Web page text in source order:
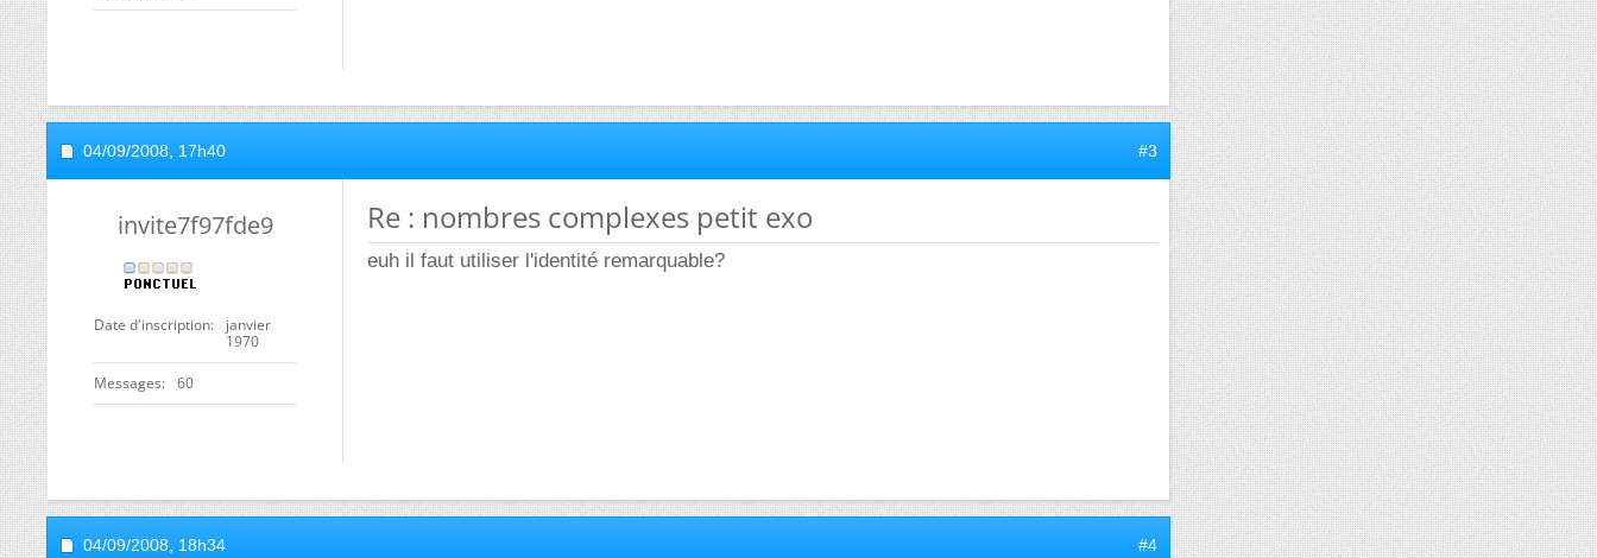
04/09/2008, 17h40 #3
invite7f97fde9
Date d'inscription
janvier
1970
Messages 60
Re : nombres complexes petit exo
euh il faut utiliser l'identité remarquable?
04/09/2008, 18h34 #4